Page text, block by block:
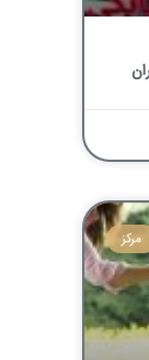
مرکز